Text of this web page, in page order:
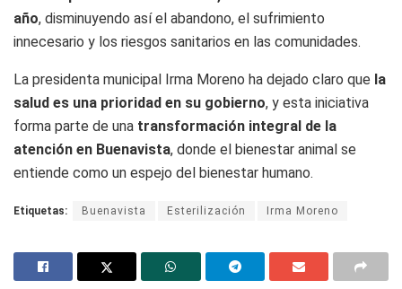
año, disminuyendo así el abandono, el sufrimiento
innecesario y los riesgos sanitarios en las comunidades.
La presidenta municipal Irma Moreno ha dejado claro que la
salud es una prioridad en su gobierno, y esta iniciativa
forma parte de una transformación integral de la
atención en Buenavista, donde el bienestar animal se
entiende como un espejo del bienestar humano.
Etiquetas: Buenavista Esterilización Irma Moreno